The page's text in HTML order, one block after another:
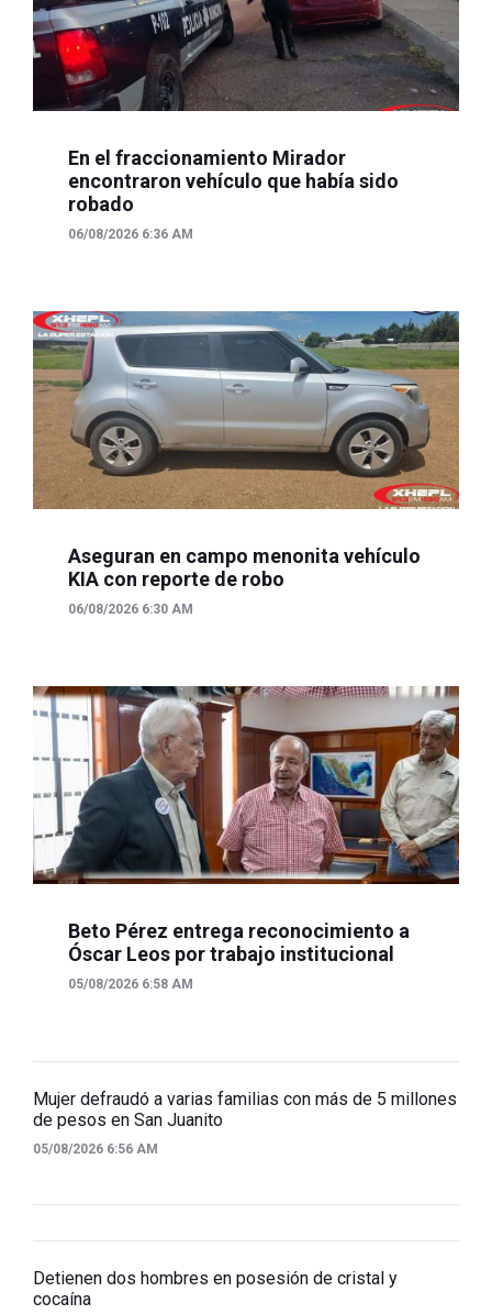
En el fraccionamiento Mirador
encontraron vehículo que había sido
robado
06/08/2026 6:36 AM
Aseguran en campo menonita vehículo
KIA con reporte de robo
06/08/2026 6:30 AM
Beto Pérez entrega reconocimiento a
Óscar Leos por trabajo institucional
05/08/2026 6:58 AM
Mujer defraudó a varias familias con más de 5 millones
de pesos en San Juanito
05/08/2026 6:56 AM
Detienen dos hombres en posesión de cristal y
cocaína